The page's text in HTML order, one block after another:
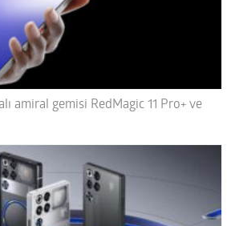
amiral gemisi RedMagic 11 Pro+ ve